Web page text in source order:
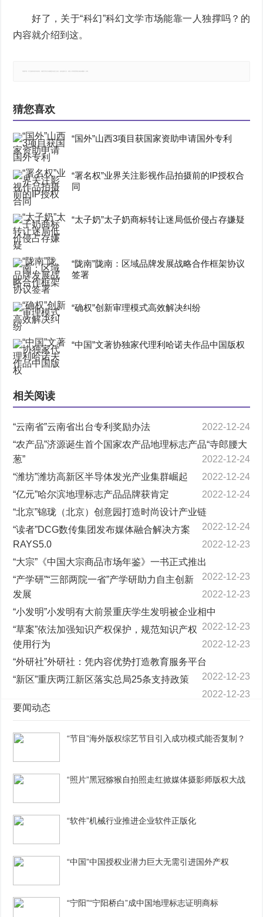
好了，关于“科幻”科幻文学市场能靠一人独撑吗？的
内容就介绍到这。
猜您喜欢
“国外”山西3项目获国家资助申请国外专利
“署名权”业界关注影视作品拍摄前的IP授权合
同
“太子奶”太子奶商标转让迷局低价侵占存嫌疑
“陇南”陇南：区域品牌发展战略合作框架协议
签署
“确权”创新审理模式高效解决纠纷
“中国”文著协独家代理利哈诺夫作品中国版权
相关阅读
“云南省”云南省出台专利奖励办法
2022-12-24
“农产品”济源诞生首个国家农产品地理标志产品“寺郎腰大
葱”
2022-12-24
“潍坊”潍坊高新区半导体发光产业集群崛起
2022-12-24
“亿元”哈尔滨地理标志产品品牌获肯定
2022-12-24
“北京”锦珑（北京）创意园打造时尚设计产业链
2022-12-24
“读者”DCG数传集团发布媒体融合解决方案
RAYS5.0
2022-12-23
“大宗”《中国大宗商品市场年鉴》一书正式推出
2022-12-23
“产学研”“三部两院一省”产学研助力自主创新
发展
2022-12-23
“小发明”小发明有大前景重庆学生发明被企业相中
2022-12-23
“草案”依法加强知识产权保护，规范知识产权
使用行为
2022-12-23
“外研社”外研社：凭内容优势打造教育服务平台
2022-12-23
“新区”重庆两江新区落实总局25条支持政策
2022-12-23
要闻动态
“节目”海外版权综艺节目引入成功模式能否复制？
“照片”黑冠猕猴自拍照走红掀媒体摄影师版权大战
“软件”机械行业推进企业软件正版化
“中国”中国授权业潜力巨大无需引进国外产权
“宁阳”“宁阳桥白”成中国地理标志证明商标